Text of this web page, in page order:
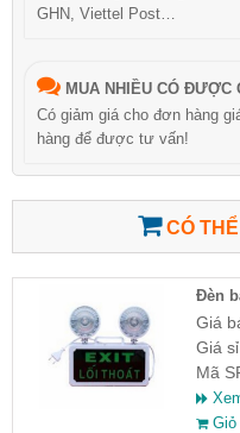
GHN, Viettel Post…
MUA NHIỀU CÓ ĐƯỢC
Có giảm giá cho đơn hàng
hàng để được tư vấn!
CÓ
Đèn
Giá
Giá
Mã
Giỏ